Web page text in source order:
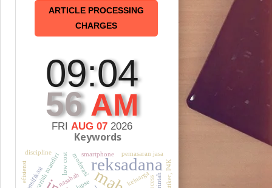
ARTICLE PROCESSING
CHARGES
09:04
57AM
FRI AUG 072026
Keywords
reksadana
nasabah keluarga
moderasismartphone pemasaran jasa
low cost
discipline
intensifikasi
efisiensi